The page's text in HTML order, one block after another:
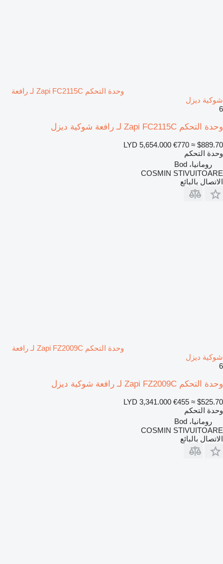
وحدة التحكم Zapi FC2115C لـ رافعة
شوكية ديزل
6
وحدة التحكم Zapi FC2115C لـ رافعة شوكية ديزل
LYD 5,654.000 €770 ≈ $889.70
وحدة التحكم
رومانيا، Bod
COSMIN STIVUITOARE
الاتصال بالبائع
وحدة التحكم Zapi FZ2009C لـ رافعة
شوكية ديزل
6
وحدة التحكم Zapi FZ2009C لـ رافعة شوكية ديزل
LYD 3,341.000 €455 ≈ $525.70
وحدة التحكم
رومانيا، Bod
COSMIN STIVUITOARE
الاتصال بالبائع